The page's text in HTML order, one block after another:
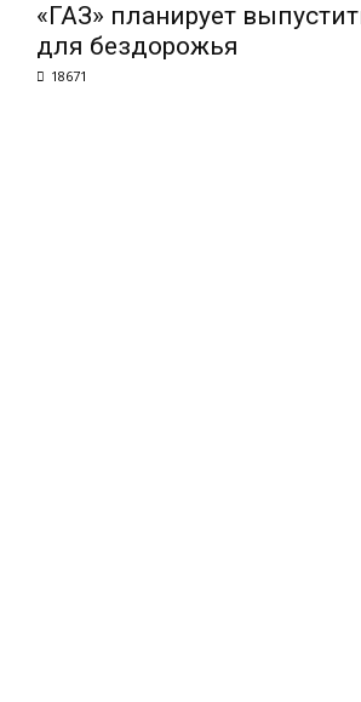
«ГАЗ» планирует
для бездорожья
18671